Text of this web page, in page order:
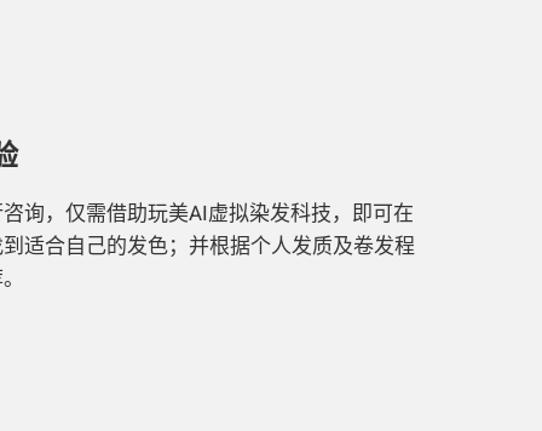
询，仅需借助玩美AI虚拟染发科技，即可在
适合自己的发色；并根据个人发质及卷发程